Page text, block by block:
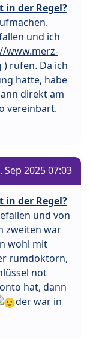
in der Regel?
und ich
www.merz-
) rufen. Da ich
hatte, habe
direkt am
vereinbart.
Sep 2025 07:03
in der Regel?
und von
zweiten war
wohl mit
rumdoktorn,
not
hat, dann
der war in